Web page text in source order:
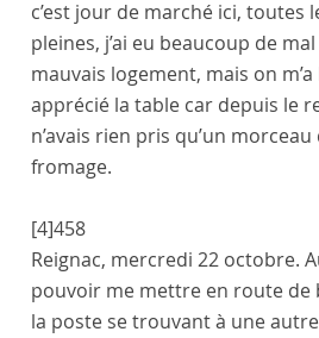
c’est jour de marché ici, toutes
pleines, j’ai eu beaucoup de
mauvais logement, mais on m’a
apprécié la table car depuis le
n’avais rien pris qu’un
fromage.
[4]458
Reignac, mercredi 22 octobre.
pouvoir me mettre en route de
la poste se trouvant à une